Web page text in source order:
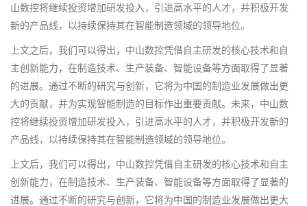
山数控将继续投资增加研发投入，引进高水平的人才，并积极开发
新的产品线，以持续保持其在智能制造领域的领导地位。
上文之后，我们可以得出，中山数控凭借自主研发的核心技术和自
主创新能力，在制造技术、生产装备、智能设备等方面取得了显著
的进展。通过不断的研究与创新，它将为中国的制造业发展做出更
大的贡献，并为实现智能制造的目标作出重要贡献。未来，中山数
控将继续投资增加研发投入，引进高水平的人才，并积极开发新的
产品线，以持续保持其在智能制造领域的领导地位。
上文后，我们可以得出，中山数控凭借自主研发的核心技术和自主
创新能力，在制造技术、生产装备、智能设备等方面取得了显著的
进展。通过不断的研究与创新，它将为中国的制造业发展做出更大